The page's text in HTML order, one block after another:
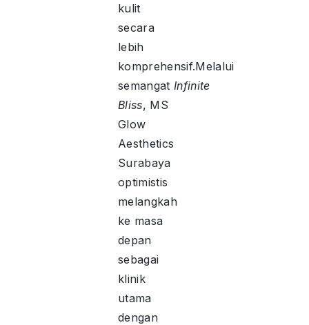
kulit
secara
lebih
komprehensif.Melalui
semangat Infinite
Bliss, MS
Glow
Aesthetics
Surabaya
optimistis
melangkah
ke masa
depan
sebagai
klinik
utama
dengan